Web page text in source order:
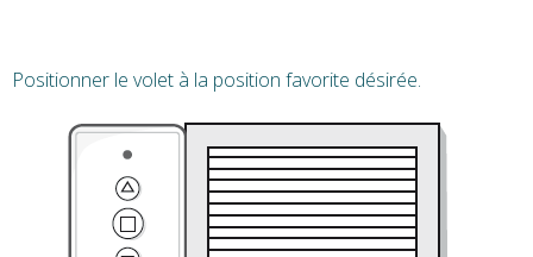
Positionner le volet à la position favorite désirée.